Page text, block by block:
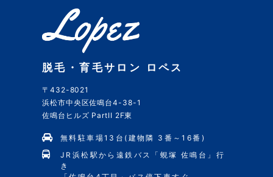
脱毛・育毛サロン ロペス
〒432-8021
浜松市中央区佐鳴台4-38-1
佐鳴台ヒルズ PartII 2F東
無料駐車場13台(建物隣 3番～16番)
JR浜松駅から遠鉄バス「蜆塚 佐鳴台」行
き